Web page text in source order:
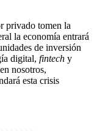
privado tomen la
la economía entrará
de inversión
digital, fintech y
nosotros,
esta crisis